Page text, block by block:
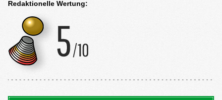
Redaktionelle Wertung: